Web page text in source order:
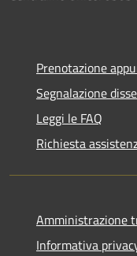
Prenotazione
Segnalazione
Leggi le FAQ
Richiesta
Amministrazione
Informativa